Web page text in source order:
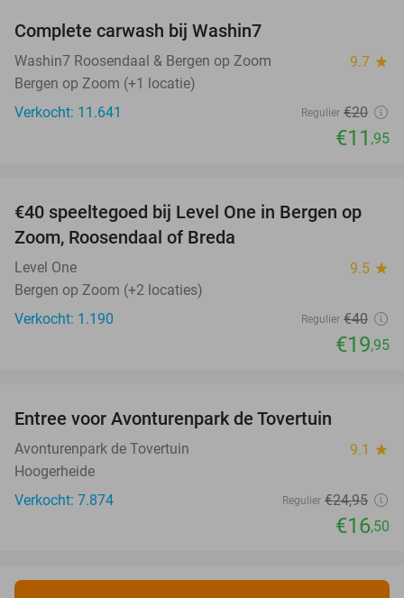
Complete carwash bij Washin7
Washin7 Roosendaal & Bergen op Zoom 9.7 star
Bergen op Zoom (+1 locatie)
Verkocht: 11.641
Regulier €20
€11 ,95
50%
€40 speeltegoed bij Level One in Bergen op
Zoom, Roosendaal of Breda
Level One 9.5 star
Bergen op Zoom (+2 locaties)
Verkocht: 1.190
Regulier €40
€19,95
Entree voor Avonturenpark de Tovertuin
Avonturenpark de Tovertuin 9.1 star
Hoogerheide
Verkocht: 7.874
Regulier €24,95
€16,50